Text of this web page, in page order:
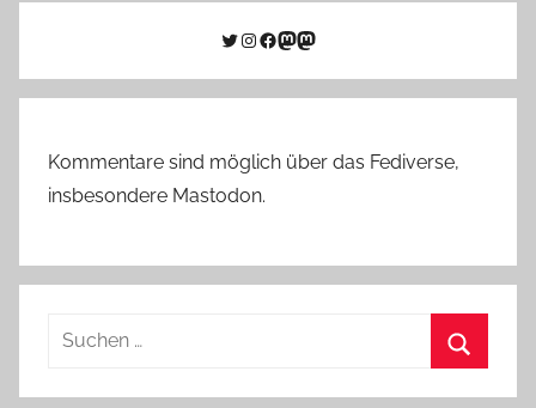
Twitter
Instagram
Facebook
Link zu Mastodon
Mastodon
Kommentare sind möglich über das Fediverse,
insbesondere Mastodon.
Suchen